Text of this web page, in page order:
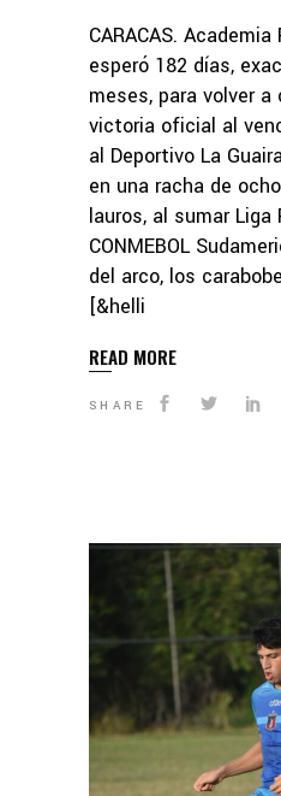
CARACAS.
esperó 182 días,
meses, para volver a
victoria oficial al
al Deportivo La
en una racha de
lauros, al sumar Liga
CONMEBOL
del arco, los
[&helli
READ MORE
SHARE